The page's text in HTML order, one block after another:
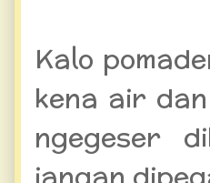
Kalo
kena air
ngegeser